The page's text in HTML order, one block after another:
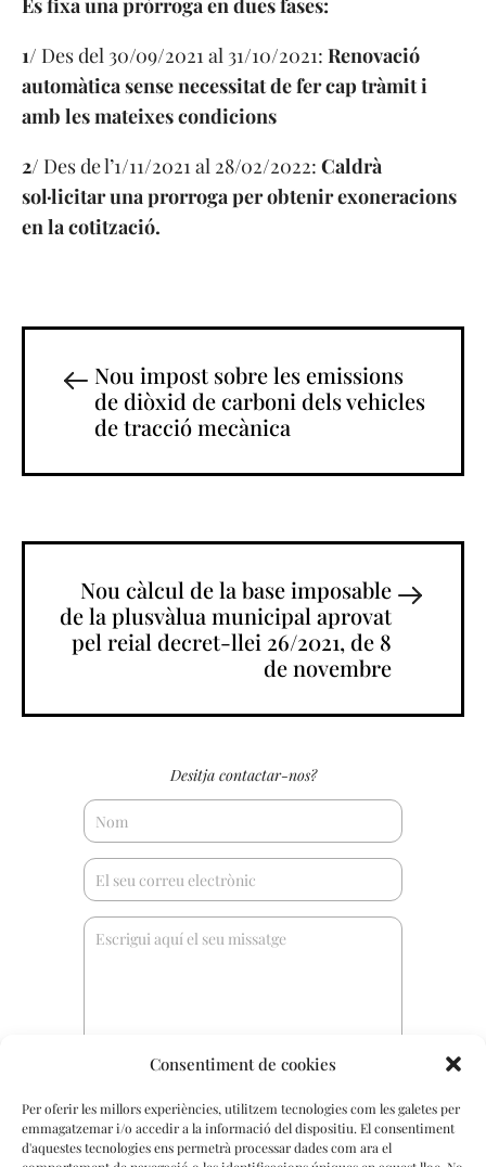
Consentiment de cookies
Per oferir les millors experiències, utilitzem tecnologies com les galetes per
emmagatzemar i/o accedir a la informació del dispositiu. El consentiment
d'aquestes tecnologies ens permetrà processar dades com ara el
Es fixa una pròrroga en dues fases:
1/ Des del 30/09/2021 al 31/10/2021: Renovació
automàtica sense necessitat de fer cap tràmit i
amb les mateixes condicions
2/ Des de l’1/11/2021 al 28/02/2022: Caldrà
sol·licitar una prorroga per obtenir exoneracions
en la cotització.
Nou impost sobre les emissions
de diòxid de carboni dels vehicles
de tracció mecànica
Nou càlcul de la base imposable
de la plusvàlua municipal aprovat
pel reial decret-llei 26/2021, de 8
de novembre
Desitja contactar-nos?